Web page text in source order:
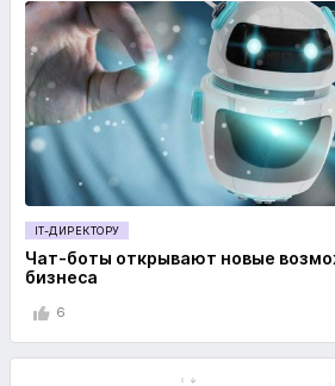
IT-ДИРЕКТОРУ
Чат-боты открывают новые
бизнеса
6